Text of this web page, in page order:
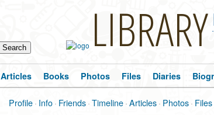
LIBRARY
Articles Books Photos Files Diaries
Profile· Info· Friends·Timeline·Articles· Photos· Files